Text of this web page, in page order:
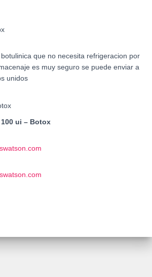
que no necesita refrigeracion por
es muy seguro se puede enviar a
unidos
ui – Botox